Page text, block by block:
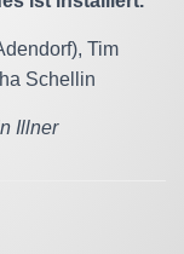
Tim
Schellin
Illner